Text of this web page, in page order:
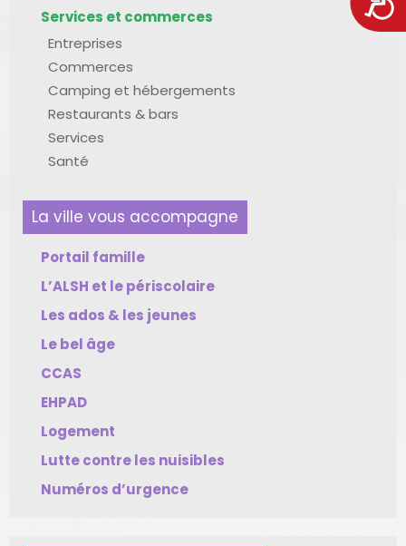
Services et commerces
Entreprises
Commerces
Camping et hébergements
Restaurants & bars
Services
Santé
La ville vous accompagne
Portail famille
L’ALSH et le périscolaire
Les ados & les jeunes
Le bel âge
CCAS
EHPAD
Logement
Lutte contre les nuisibles
Numéros d’urgence